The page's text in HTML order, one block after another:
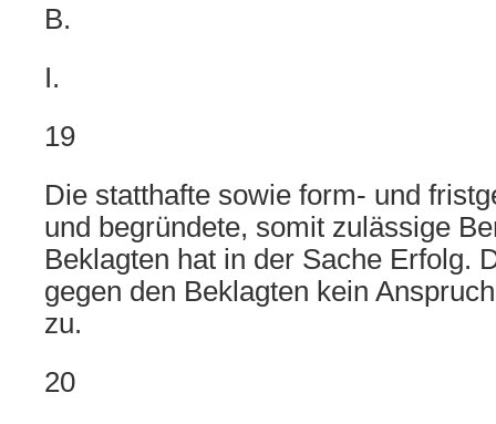
B.
I.
19
Die statthafte sowie form- und
und begründete, somit zulässige
Beklagten hat in der Sache Erfolg.
gegen den Beklagten kein
zu.
20